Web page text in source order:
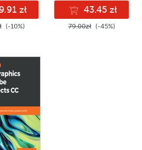
zł
(-10%)
43.45 zł
79.00zł (-45%)